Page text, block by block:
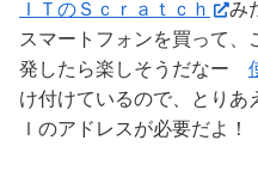
ＩＴのＳｃｒａｔｃｈ
み
スマートフォンを買って
発したら楽しそうだなー
け付けているので、とり
ｌのアドレスが必要だよ！